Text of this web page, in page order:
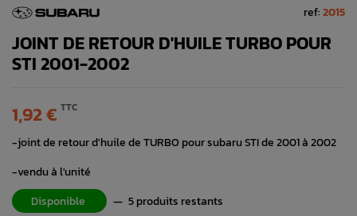
ref:2015
JOINT DE RETOUR D'HUILE TURBO POUR
STI 2001-2002
1,92 € TTC
-joint de retour d'huile de TURBO pour subaru STI de 2001 à 2002
-vendu à l'unité
Disponible
— 5 produits restants